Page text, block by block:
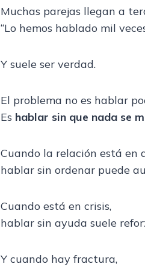
Muchas parejas llegan a
“Lo hemos hablado mil
Y suele ser verdad.
El problema no es hablar
Es hablar sin que nada se
Cuando la relación está en
hablar sin ordenar puede
Cuando está en crisis,
hablar sin ayuda suele
Y cuando hay fractura,